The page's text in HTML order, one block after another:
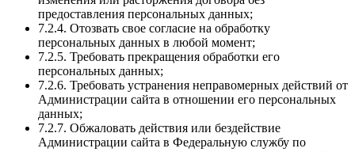
предоставления персональных данных;
7.2.4. Отозвать свое согласие на обработку
персональных данных в любой момент;
7.2.5. Требовать прекращения обработки его
персональных данных;
7.2.6. Требовать устранения неправомерных действий от
Администрации сайта в отношении его персональных
данных;
7.2.7. Обжаловать действия или бездействие
Администрации сайта в Федеральную службу по